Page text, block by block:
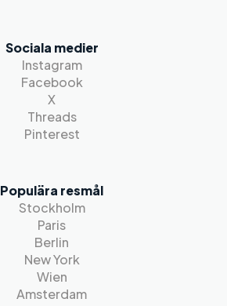
Sociala medier
Instagram
Facebook
X
Threads
Pinterest
Populära resmål
Stockholm
Paris
Berlin
New York
Wien
Amsterdam